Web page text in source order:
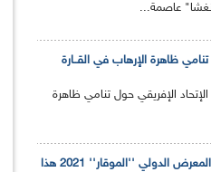
عاصمة...
ظاهرة الإرهاب في القــارة
الإفريقي حول تنامي ظاهرة
تحت شعار "الجزائر بوابة التجارة الإفريقية" .. انطلاق فعاليات المعرض الدولي ''الموقار'' 2021 هذا